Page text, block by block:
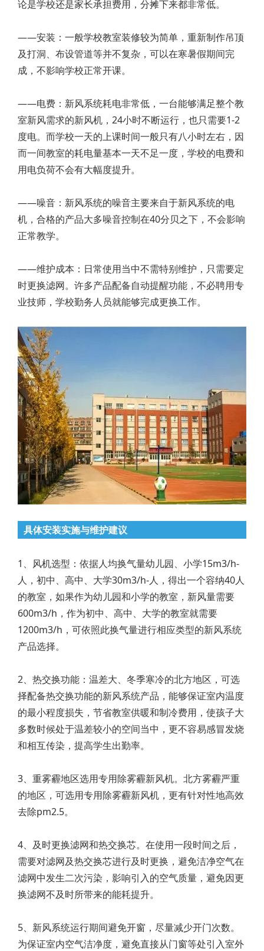
论是学校还是家长承担费用，分摊下来都非常低。
——安装：一般学校教室装修较为简单，重新制作吊顶
及打洞、布设管道等并不复杂，可以在寒暑假期间完
成，不影响学校正常开课。
——电费：新风系统耗电非常低，一台能够满足整个教
室新风需求的新风机，24小时不断运行，也只需要1-2
度电。而学校一天的上课时间一般只有八小时左右，因
而一间教室的耗电量基本一天不足一度，学校的电费和
用电负荷不会有大幅度提升。
——噪音：新风系统的噪音主要来自于新风系统的电
机，合格的产品大多噪音控制在40分贝之下，不会影响
正常教学。
——维护成本：日常使用当中不需特别维护，只需要定
时更换滤网。许多产品配备自动提醒功能，不必聘用专
业技师，学校勤务人员就能够完成更换工作。
具体安装实施与维护建议
1、风机选型：依据人均换气量幼儿园、小学15m3/h-
人，初中、高中、大学30m3/h-人，得出一个容纳40人
的教室，如果作为幼儿园和小学的教室，新风量需要
600m3/h，作为初中、高中、大学的教室就需要
1200m3/h，可依照此换气量进行相应类型的新风系统
产品选择。
2、热交换功能：温差大、冬季寒冷的北方地区，可选
择配备热交换功能的新风系统产品，能够保证室内温度
的最小程度损失，节省教室供暖和制冷费用，使孩子大
多数时候处于温差较小的空间当中，更不容易感冒发烧
和相互传染，提高学生出勤率。
3、重雾霾地区选用专用除雾霾新风机。北方雾霾严重
的地区，可选用专用除雾霾新风机，更有针对性地高效
去除pm2.5。
4、及时更换滤网和热交换芯。在使用一段时间之后，
需要对滤网及热交换芯进行及时更换，避免洁净空气在
滤网中发生二次污染，影响引入的空气质量，避免因更
换滤网不及时所带来的能耗提升。
5、新风系统运行期间避免开窗，尽量减少开门次数。
为保证室内空气洁净度，避免直接从门窗等处引入室外